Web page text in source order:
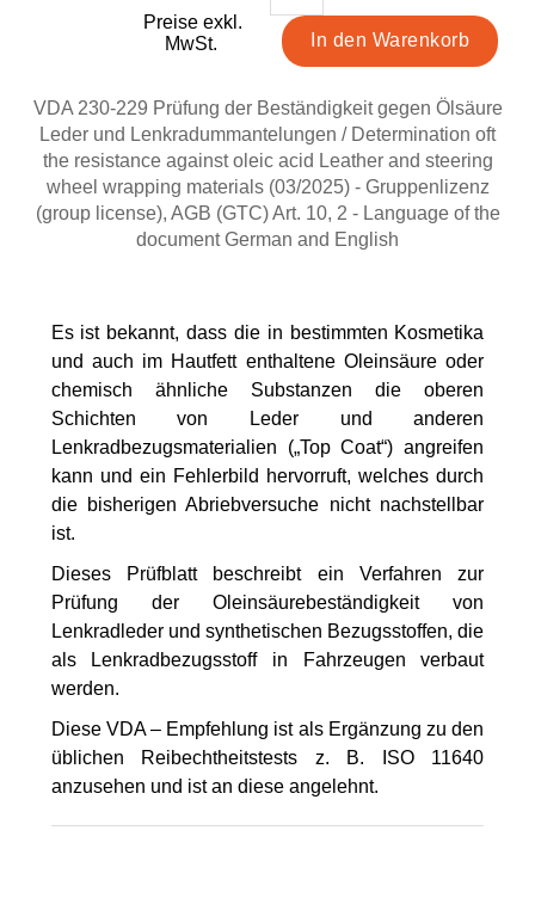
Preise exkl.
MwSt.
VDA 230-229 Prüfung der Beständigkeit gegen Ölsäure
Leder und Lenkradummantelungen / Determination oft
the resistance against oleic acid Leather and steering
wheel wrapping materials (03/2025) - Gruppenlizenz
(group license), AGB (GTC) Art. 10, 2 - Language of the
document German and English
Es ist bekannt, dass die in bestimmten Kosmetika
und auch im Hautfett enthaltene Oleinsäure oder
chemisch ähnliche Substanzen die oberen
Schichten von Leder und anderen
Lenkradbezugsmaterialien („Top Coat“) angreifen
kann und ein Fehlerbild hervorruft, welches durch
die bisherigen Abriebversuche nicht nachstellbar
ist.
Dieses Prüfblatt beschreibt ein Verfahren zur
Prüfung der Oleinsäurebeständigkeit von
Lenkradleder und synthetischen Bezugsstoffen, die
als Lenkradbezugsstoff in Fahrzeugen verbaut
werden.
Diese VDA – Empfehlung ist als Ergänzung zu den
üblichen Reibechtheitstests z. B. ISO 11640
anzusehen und ist an diese angelehnt.